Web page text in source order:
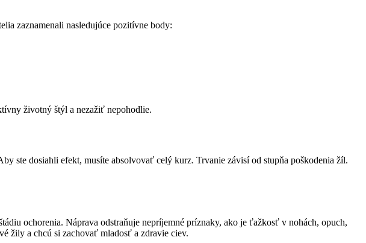
zaznamenali nasledujúce pozitívne body:
životný štýl a nezažiť nepohodlie.
ste dosiahli efekt, musíte absolvovať celý kurz. Trvanie závisí od stupňa poškodenia žíl.
ochorenia. Náprava odstraňuje nepríjemné príznaky, ako je ťažkosť v nohách, opuch,
žily a chcú si zachovať mladosť a zdravie ciev.